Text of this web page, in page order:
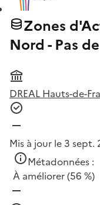
Zones
Nord - Pas
DREAL Hauts-de-
Mis à jour le 3 sept.
Métadonnées :
À améliorer(56 %)